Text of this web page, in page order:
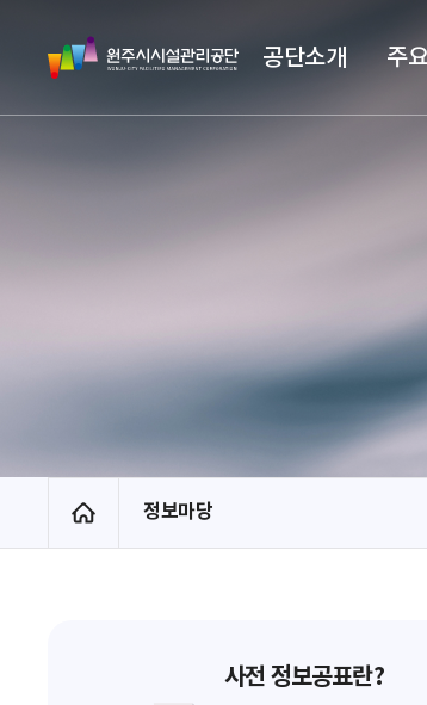
원
주
시
관
단
공단소개 주
홈 정보마당
사전 정보공표란?